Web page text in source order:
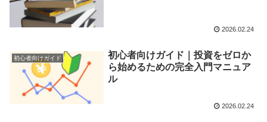
2026.02.24
初心者向けガイド
初心者向けガイド｜投資をゼロか
ら始めるための完全入門マニュア
ル
2026.02.24